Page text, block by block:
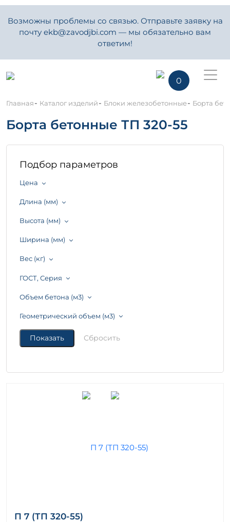
Возможны проблемы со связью. Отправьте заявку на
почту ekb@zavodjbi.com — мы обязательно вам
ответим!
0
Главная- Каталог изделий- Блоки железобетонные- Борта
Борта бетонные ТП 320-55
Подбор параметров
Цена
Длина (мм)
Высота (мм)
Ширина (мм)
Вес (кг)
ГОСТ, Серия
Объем бетона (м3)
Геометрический объем (м3)
П 7 (ТП 320-55)